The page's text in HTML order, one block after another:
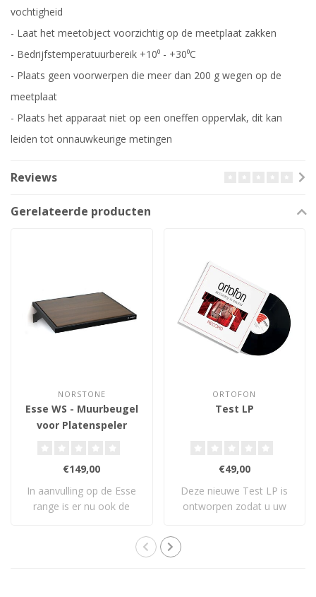
vochtigheid
- Laat het meetobject voorzichtig op de meetplaat zakken
- Bedrijfstemperatuurbereik +10⁰ - +30⁰C
- Plaats geen voorwerpen die meer dan 200 g wegen op de
meetplaat
- Plaats het apparaat niet op een oneffen oppervlak, dit kan
leiden tot onnauwkeurige metingen
Reviews
Gerelateerde producten
NORSTONE
Esse WS - Muurbeugel
voor Platenspeler
€149,00
In aanvulling op de Esse
range is er nu ook de
ORTOFON
Test LP
€49,00
Deze nieuwe Test LP is
ontworpen zodat u uw